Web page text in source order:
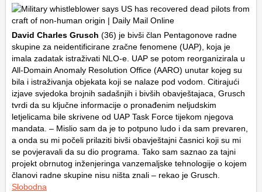
David Charles Grusch (36) je bivši član Pentagonove radne
skupine za neidentificirane zračne fenomene (UAP), koja je
imala zadatak istraživati NLO-e. UAP se potom reorganizirala u
All-Domain Anomaly Resolution Office (AARO) unutar kojeg su
bila i istraživanja objekata koji se nalaze pod vodom. Citirajući
izjave svjedoka brojnih sadašnjih i bivših obavještajaca, Grusch
tvrdi da su ključne informacije o pronađenim neljudskim
letjelicama bile skrivene od UAP Task Force tijekom njegova
mandata. – Mislio sam da je to potpuno ludo i da sam prevaren,
a onda su mi počeli prilaziti bivši obavještajni časnici koji su mi
se povjeravali da su dio programa. Tako sam saznao za tajni
projekt obrnutog inženjeringa vanzemaljske tehnologije o kojem
članovi radne skupine nisu ništa znali – rekao je Grusch.
Slobodna